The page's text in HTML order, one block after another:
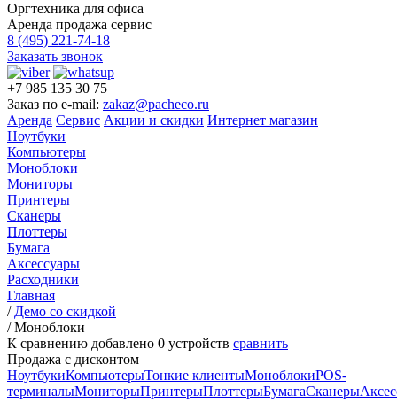
Оргтехника для офиса
Аренда продажа сервис
8 (495) 221-74-18
Заказать звонок
+7 985 135 30 75
Заказ по e-mail: zakaz@pacheco.ru
Аренда Сервис Акции и скидки Интернет магазин
Ноутбуки
Компьютеры
Моноблоки
Мониторы
Принтеры
Сканеры
Плоттеры
Бумага
Аксессуары
Расходники
Главная
/ Демо со скидкой
/Моноблоки
К сравнению добавлено 0 устройств сравнить
Продажа с дисконтом
НоутбукиКомпьютерыТонкие клиентыМоноблокиPOS-
терминалыМониторыПринтерыПлоттерыБумагаСканеры